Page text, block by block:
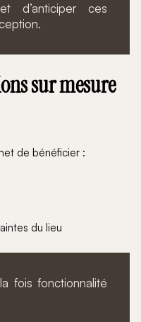
d’anticiper ces
sur mesure
de bénéficier :
du lieu
fois fonctionnalité